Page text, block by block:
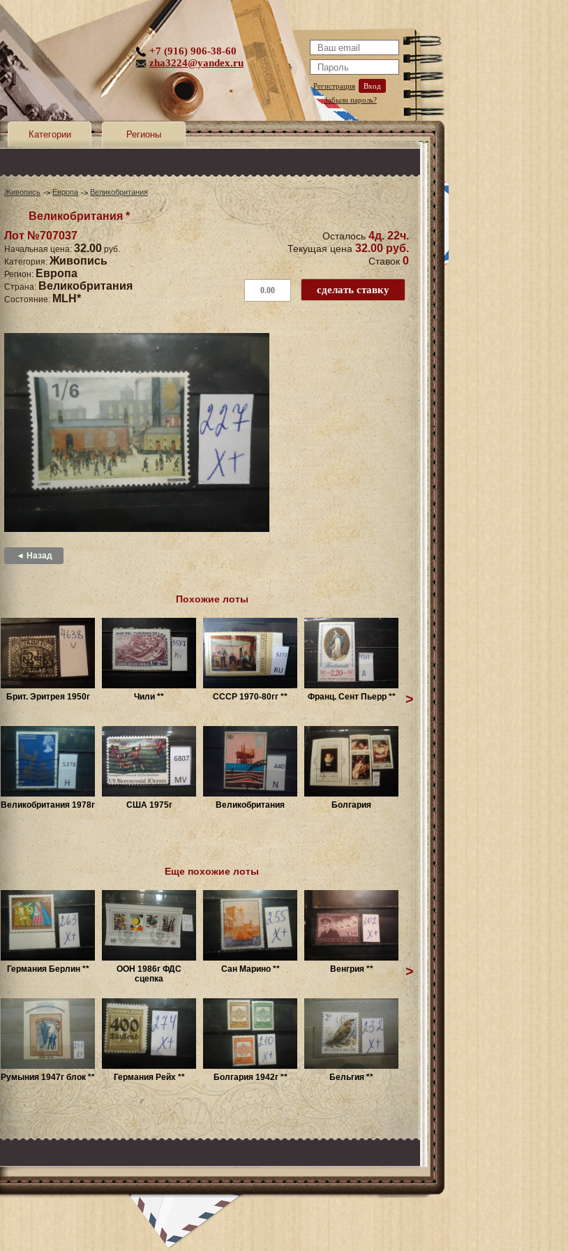
Регистрация
Вход
Забыли пароль?
+7 (916) 906-38-60
zha3224@yandex.ru
Категории Регионы
Живопись Европа Великобритания
Великобритания *
Лот №707037
Начальная цена: 32.00руб.
Категория: Живопись
Регион: Европа
Страна: Великобритания
Состояние: MLH*
Осталось4д. 22ч.
Текущая цена 32.00 руб.
Ставок 0
◄ Назад
Похожие лоты
Брит. Эритрея 1950г Чили ** СССР 1970-80гг ** Франц. Сент Пьерр **
Великобритания 1978г США 1975г Великобритания Болгария
>
Еще похожие лоты
Германия Берлин **
ООН 1986г ФДС
сцепка
Сан Марино ** Венгрия **
Румыния 1947г блок ** Германия Рейх ** Болгария 1942г ** Бельгия **
>